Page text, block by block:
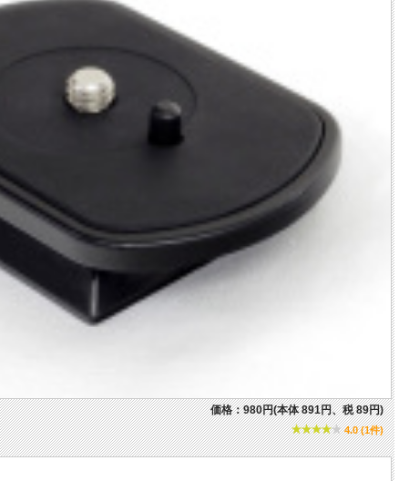
価格：980円(本体 891円、税 89円)
4.0 (1件)